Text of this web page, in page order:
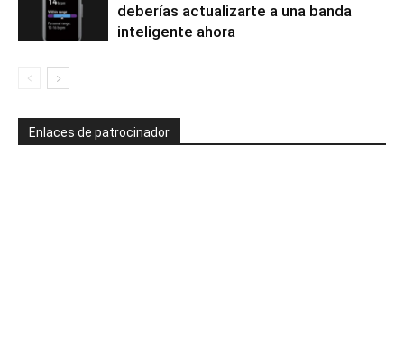
deberías actualizarte a una banda
inteligente ahora
Enlaces de patrocinador